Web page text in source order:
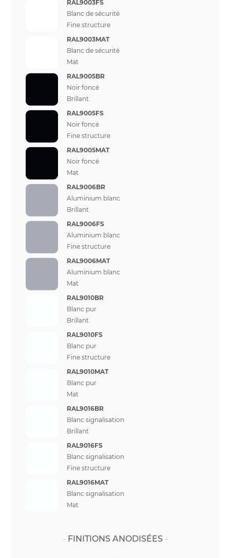
RAL9003FS
Blanc de sécurité
Fine structure
RAL9003MAT
Blanc de sécurité
Mat
RAL9005BR
Noir foncé
Brillant
RAL9005FS
Noir foncé
Fine structure
RAL9005MAT
Noir foncé
Mat
RAL9006BR
Aluminium blanc
Brillant
RAL9006FS
Aluminium blanc
Fine structure
RAL9006MAT
Aluminium blanc
Mat
RAL9010BR
Blanc pur
Brillant
RAL9010FS
Blanc pur
Fine structure
RAL9010MAT
Blanc pur
Mat
RAL9016BR
Blanc signalisation
Brillant
RAL9016FS
Blanc signalisation
Fine structure
RAL9016MAT
Blanc signalisation
Mat
FINITIONS ANODISÉES